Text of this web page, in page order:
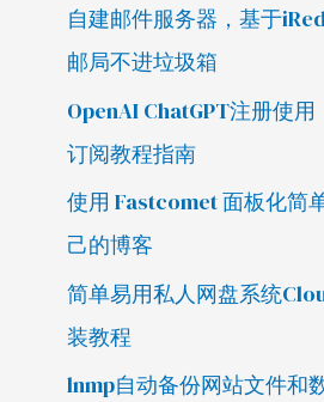
自建邮件服务器，基于
邮局不进垃圾箱
OpenAI ChatGPT注册使
订阅教程指南
使用 Fastcomet 面板化简
己的博客
简单易用私人网盘系统
装教程
lnmp自动备份网站文件和